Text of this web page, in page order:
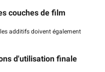
couches de film
additifs doivent également
d'utilisation finale